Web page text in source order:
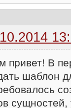
привет! В
шаблон
сущностей,